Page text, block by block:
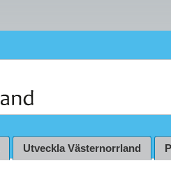
Utveckla Västernorrland